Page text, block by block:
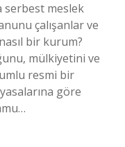
serbest meslek
çalışanlar ve
bir kurum?
mülkiyetini ve
resmi bir
göre